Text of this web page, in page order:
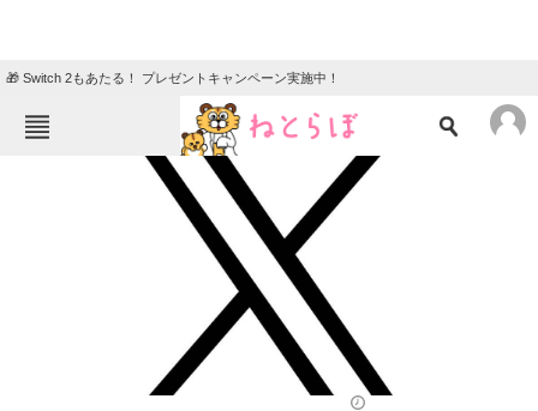
🎁 Switch 2もあたる！ プレゼントキャンペーン実施中！
ねとらぼメニュー
ニュース
クイズ
地域
教育・育児
リサーチ